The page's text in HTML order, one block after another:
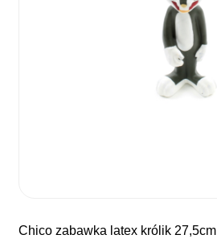
chico zabawka latex królik 27,5cm